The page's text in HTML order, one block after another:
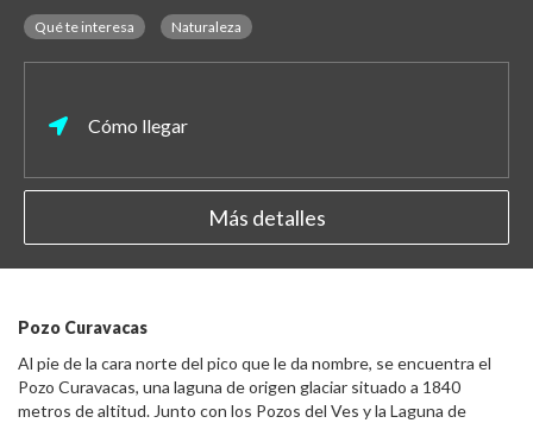
Qué te interesa Naturaleza
Cómo llegar
Más detalles
Pozo Curavacas
Al pie de la cara norte del pico que le da nombre, se encuentra el
Pozo Curavacas, una laguna de origen glaciar situado a 1840
metros de altitud. Junto con los Pozos del Ves y la Laguna de